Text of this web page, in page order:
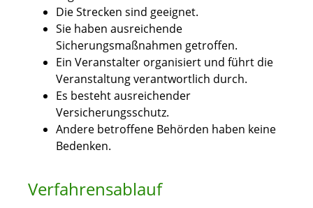
Die Strecken sind geeignet.
Sie haben ausreichende
Sicherungsmaßnahmen getroffen.
Ein Veranstalter organisiert und führt die
Veranstaltung verantwortlich durch.
Es besteht ausreichender
Versicherungsschutz.
Andere betroffene Behörden haben keine
Bedenken.
Verfahrensablauf